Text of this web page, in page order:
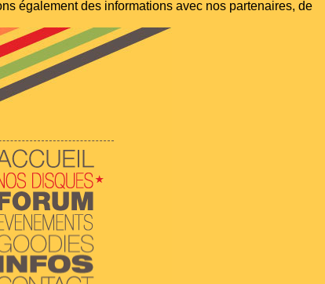
également des informations avec nos partenaires, de